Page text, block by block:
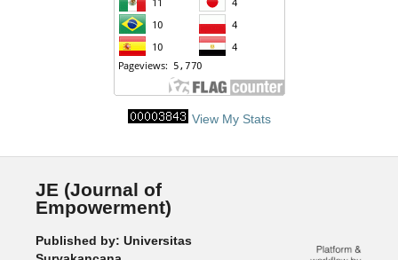
View My Stats
JE (Journal of
Empowerment)
Published by: Universitas